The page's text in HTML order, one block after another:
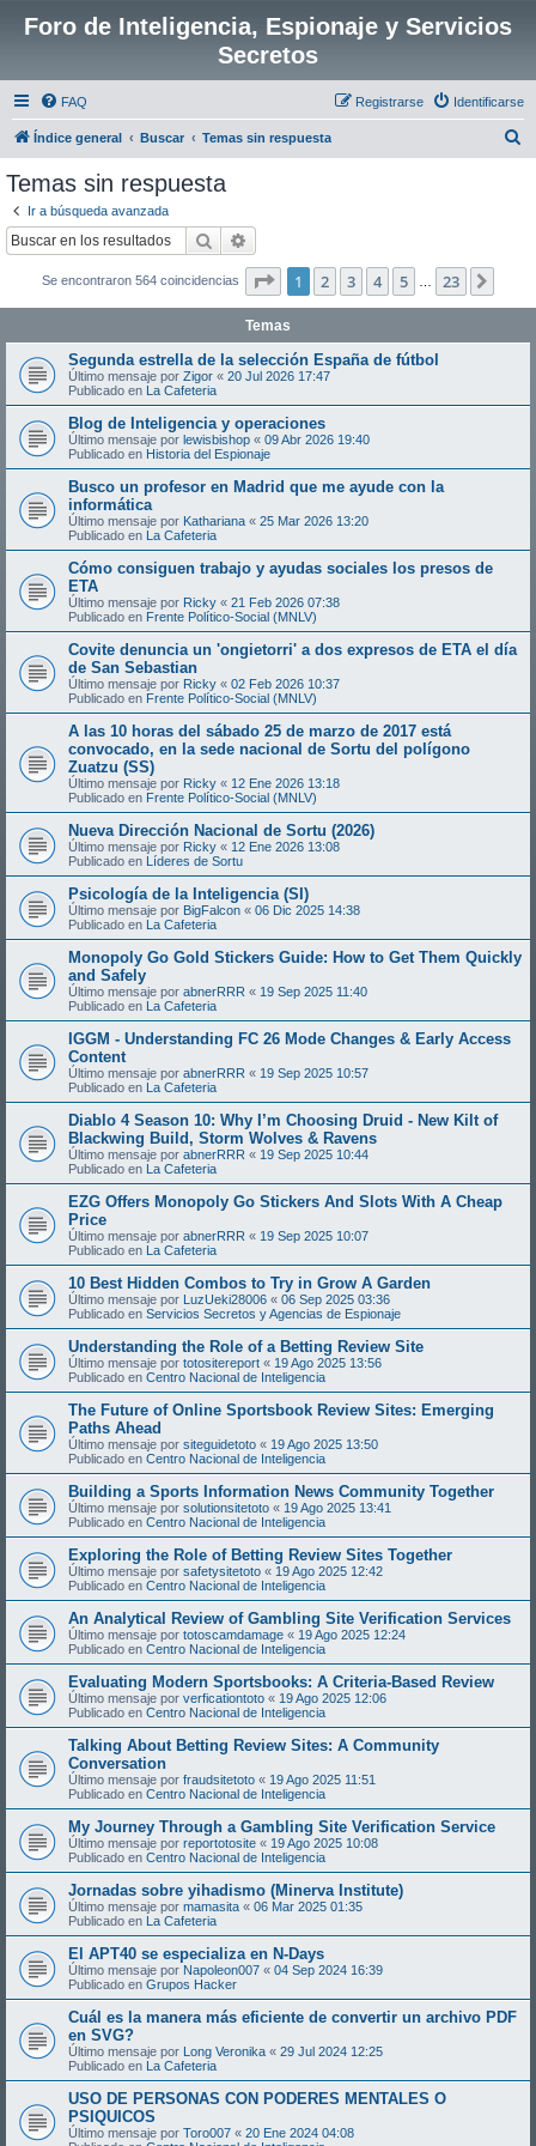
Foro de Inteligencia, Espionaje y Servicios
Secretos
FAQ Identificarse
Registrarse
Índice general Buscar Temas sin respuesta
Temas sin respuesta
Ir a búsqueda avanzada
Buscar
Se encontraron 564 coincidencias Página de 23
1 2 3 4 5 23
Temas
Segunda estrella de la selección España de fútbol
Último mensaje por Zigor « 20 Jul 2026 17:47
Publicado en La Cafeteria
Blog de Inteligencia y operaciones
Último mensaje por lewisbishop « 09 Abr 2026 19:40
Publicado en Historia del Espionaje
Busco un profesor en Madrid que me ayude con la
informática
Último mensaje por Kathariana « 25 Mar 2026 13:20
Publicado en La Cafeteria
Cómo consiguen trabajo y ayudas sociales los presos de
ETA
Último mensaje por Ricky « 21 Feb 2026 07:38
Publicado en Frente Político-Social (MNLV)
Covite denuncia un 'ongietorri' a dos expresos de ETA el día
de San Sebastian
Último mensaje por Ricky « 02 Feb 2026 10:37
Publicado en Frente Político-Social (MNLV)
A las 10 horas del sábado 25 de marzo de 2017 está
convocado, en la sede nacional de Sortu del polígono
Zuatzu (SS)
Último mensaje por Ricky « 12 Ene 2026 13:18
Publicado en Frente Político-Social (MNLV)
Nueva Dirección Nacional de Sortu (2026)
Último mensaje por Ricky « 12 Ene 2026 13:08
Publicado en Líderes de Sortu
Psicología de la Inteligencia (SI)
Último mensaje por BigFalcon « 06 Dic 2025 14:38
Publicado en La Cafeteria
Monopoly Go Gold Stickers Guide: How to Get Them Quickly
and Safely
Último mensaje por abnerRRR « 19 Sep 2025 11:40
Publicado en La Cafeteria
IGGM - Understanding FC 26 Mode Changes & Early Access
Content
Último mensaje por abnerRRR « 19 Sep 2025 10:57
Publicado en La Cafeteria
Diablo 4 Season 10: Why I’m Choosing Druid - New Kilt of
Blackwing Build, Storm Wolves & Ravens
Último mensaje por abnerRRR « 19 Sep 2025 10:44
Publicado en La Cafeteria
EZG Offers Monopoly Go Stickers And Slots With A Cheap
Price
Último mensaje por abnerRRR « 19 Sep 2025 10:07
Publicado en La Cafeteria
10 Best Hidden Combos to Try in Grow A Garden
Último mensaje por LuzUeki28006 « 06 Sep 2025 03:36
Publicado en Servicios Secretos y Agencias de Espionaje
Understanding the Role of a Betting Review Site
Último mensaje por totositereport « 19 Ago 2025 13:56
Publicado en Centro Nacional de Inteligencia
The Future of Online Sportsbook Review Sites: Emerging
Paths Ahead
Último mensaje por siteguidetoto « 19 Ago 2025 13:50
Publicado en Centro Nacional de Inteligencia
Building a Sports Information News Community Together
Último mensaje por solutionsitetoto « 19 Ago 2025 13:41
Publicado en Centro Nacional de Inteligencia
Exploring the Role of Betting Review Sites Together
Último mensaje por safetysitetoto « 19 Ago 2025 12:42
Publicado en Centro Nacional de Inteligencia
An Analytical Review of Gambling Site Verification Services
Último mensaje por totoscamdamage « 19 Ago 2025 12:24
Publicado en Centro Nacional de Inteligencia
Evaluating Modern Sportsbooks: A Criteria-Based Review
Último mensaje por verficationtoto « 19 Ago 2025 12:06
Publicado en Centro Nacional de Inteligencia
Talking About Betting Review Sites: A Community
Conversation
Último mensaje por fraudsitetoto « 19 Ago 2025 11:51
Publicado en Centro Nacional de Inteligencia
My Journey Through a Gambling Site Verification Service
Último mensaje por reportotosite « 19 Ago 2025 10:08
Publicado en Centro Nacional de Inteligencia
Jornadas sobre yihadismo (Minerva Institute)
Último mensaje por mamasita « 06 Mar 2025 01:35
Publicado en La Cafeteria
El APT40 se especializa en N-Days
Último mensaje por Napoleon007 « 04 Sep 2024 16:39
Publicado en Grupos Hacker
Cuál es la manera más eficiente de convertir un archivo PDF
en SVG?
Último mensaje por Long Veronika « 29 Jul 2024 12:25
Publicado en La Cafeteria
USO DE PERSONAS CON PODERES MENTALES O
PSIQUICOS
Último mensaje por Toro007 « 20 Ene 2024 04:08